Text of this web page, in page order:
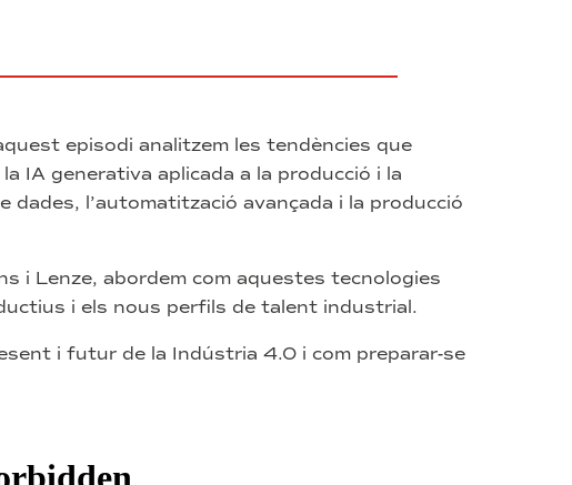
episodi analitzem les tendències que
IA generativa aplicada a la producció i la
dades, l’automatització avançada i la producció
i Lenze, abordem com aquestes tecnologies
i els nous perfils de talent industrial.
i futur de la Indústria 4.0 i com preparar-se